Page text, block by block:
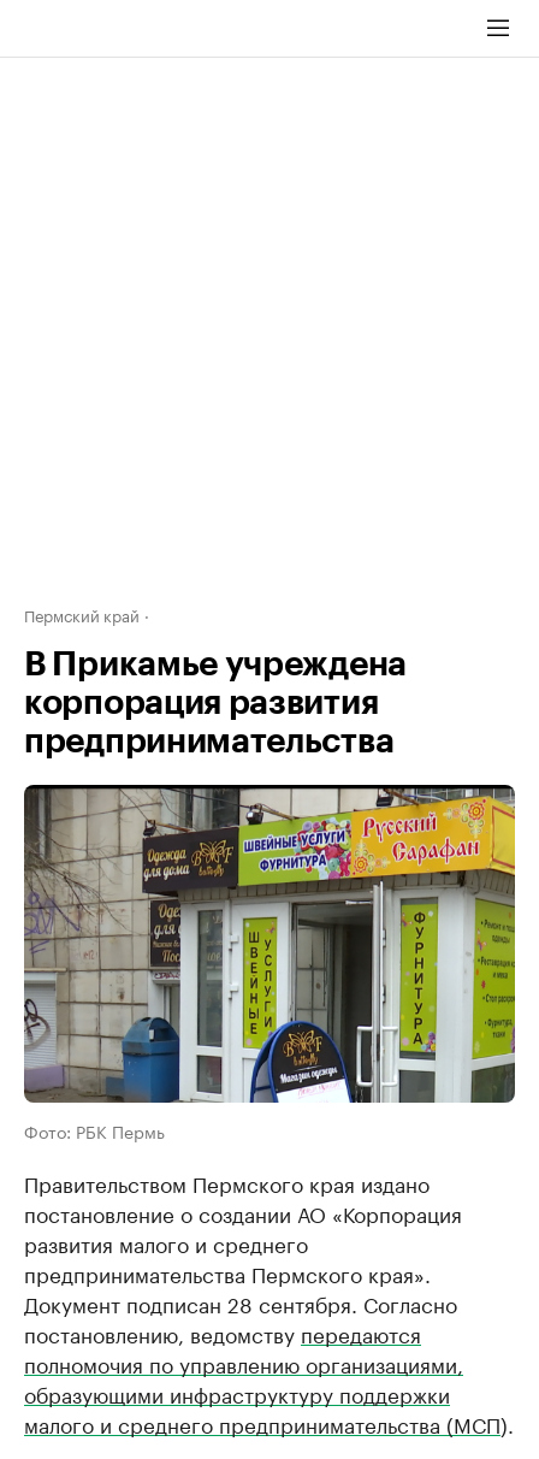
Пермский край
В Прикамье учреждена
корпорация развития
предпринимательства
Фото: РБК Пермь
Правительством Пермского края издано
постановление о создании АО «Корпорация
развития малого и среднего
предпринимательства Пермского края».
Документ подписан 28 сентября. Согласно
постановлению, ведомству передаются
полномочия по управлению организациями,
образующими инфраструктуру поддержки
малого и среднего предпринимательства (МСП).